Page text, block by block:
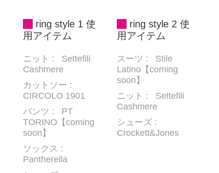
ring style 1 使
用アイテム
ニット : Settefili
Cashmere
カットソー :
CIRCOLO 1901
パンツ : PT
TORINO【coming
soon】
ソックス :
Pantherella
ring style 2 使
用アイテム
スーツ : Stile
Latino【coming
soon】
ニット : Settefili
Cashmere
シューズ :
Crockett&Jones